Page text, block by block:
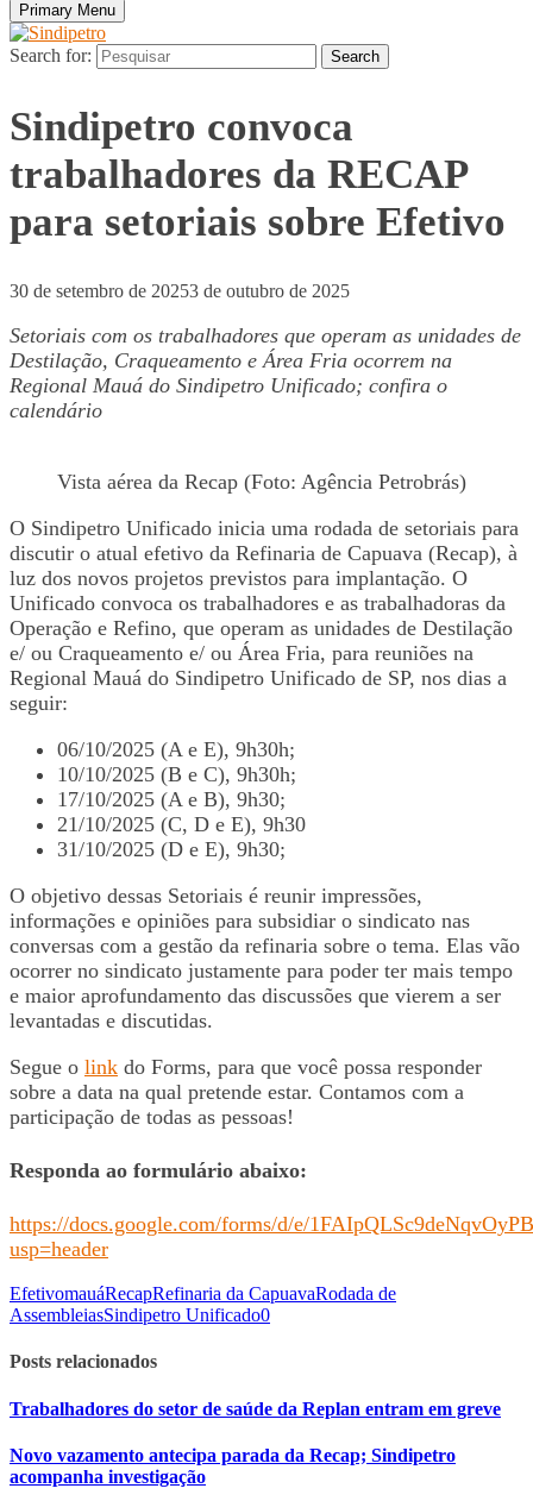
Primary Menu
Search for: Search
Sindipetro convoca
trabalhadores da RECAP
para setoriais sobre Efetivo
30 de setembro de 20253 de outubro de 2025
Setoriais com os trabalhadores que operam as unidades de
Destilação, Craqueamento e Área Fria ocorrem na
Regional Mauá do Sindipetro Unificado; confira o
calendário
Vista aérea da Recap (Foto: Agência Petrobrás)
O Sindipetro Unificado inicia uma rodada de setoriais para
discutir o atual efetivo da Refinaria de Capuava (Recap), à
luz dos novos projetos previstos para implantação. O
Unificado convoca os trabalhadores e as trabalhadoras da
Operação e Refino, que operam as unidades de Destilação
e/ ou Craqueamento e/ ou Área Fria, para reuniões na
Regional Mauá do Sindipetro Unificado de SP, nos dias a
seguir:
06/10/2025 (A e E), 9h30h;
10/10/2025 (B e C), 9h30h;
17/10/2025 (A e B), 9h30;
21/10/2025 (C, D e E), 9h30
31/10/2025 (D e E), 9h30;
O objetivo dessas Setoriais é reunir impressões,
informações e opiniões para subsidiar o sindicato nas
conversas com a gestão da refinaria sobre o tema. Elas vão
ocorrer no sindicato justamente para poder ter mais tempo
e maior aprofundamento das discussões que vierem a ser
levantadas e discutidas.
Segue o link do Forms, para que você possa responder
sobre a data na qual pretende estar. Contamos com a
participação de todas as pessoas!
Responda ao formulário abaixo:
https://docs.google.com/forms/d/e/
usp=header
EfetivomauáRecapRefinaria da CapuavaRodada de
AssembleiasSindipetro Unificado0
Posts relacionados
Trabalhadores do setor de saúde da Replan entram em greve
Novo vazamento antecipa parada da Recap; Sindipetro
acompanha investigação